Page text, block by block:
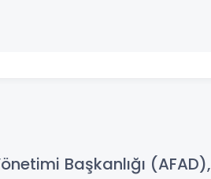
Başkanlığı (AFAD),